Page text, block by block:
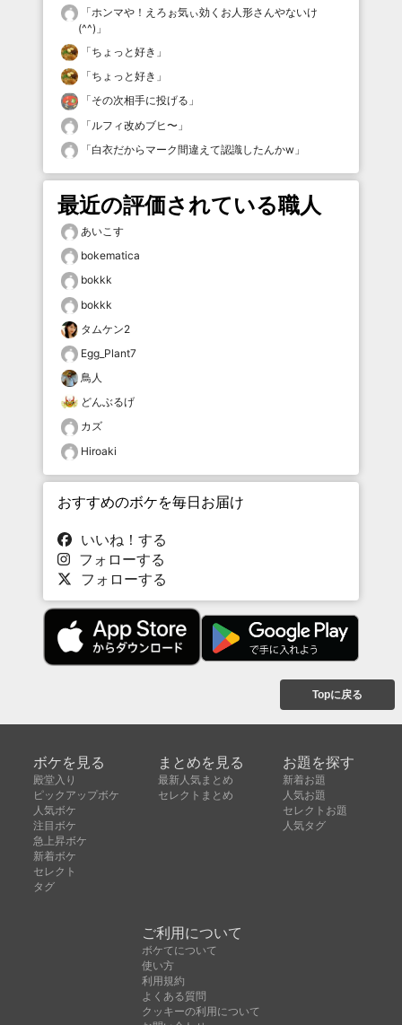
「ホンマや！えろぉ気ぃ効くお人形さんやないけ
(^^) 」
「ちょっと好き 」
「ちょっと好き 」
「その次相手に投げる 」
「 ルフィ改めブヒ〜 」
「白衣だからマーク間違えて認識したんかw 」
最近の評価されている職人
あいこす
bokematica
bokkk
bokkk
タムケン2
Egg_Plant7
鳥人
どんぶるげ
カズ
Hiroaki
おすすめのボケを毎日お届け
いいね！する
フォローする
フォローする
Topに戻る
ボケを見る
殿堂入り
ピックアップボケ
人気ボケ
注目ボケ
急上昇ボケ
新着ボケ
セレクト
タグ
まとめを見る
最新人気まとめ
セレクトまとめ
お題を探す
新着お題
人気お題
セレクトお題
人気タグ
ご利用について
ボケてについて
使い方
利用規約
よくある質問
クッキーの利用について